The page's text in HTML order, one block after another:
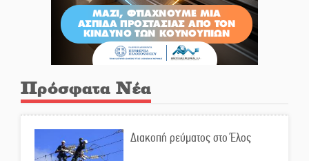
Πρόσφατα Νέα
Διακοπή ρεύματος στο Έλος